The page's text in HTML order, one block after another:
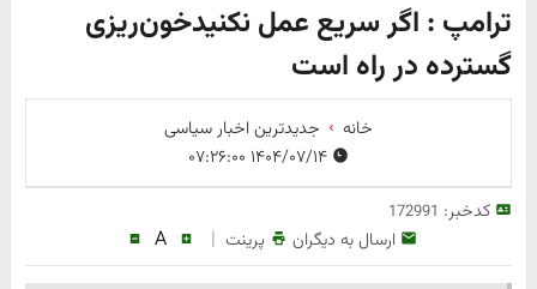
ترامپ : اگر سریع عمل نکنیدخون‌ریزی
گسترده‌ در راه است
خانه
جدیدترین اخبار سیاسی
۱۴۰۴/۰۷/۱۴ ۰۷:۲۶:۰۰
کدخبر: 172991
ارسال به دیگران پرینت |
A